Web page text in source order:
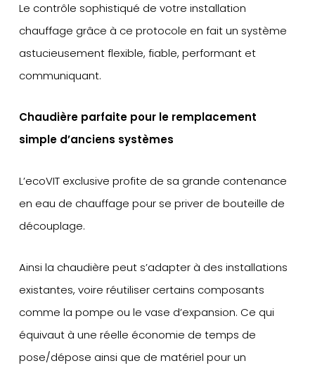
Le contrôle sophistiqué de votre installation
chauffage grâce à ce protocole en fait un système
astucieusement flexible, fiable, performant et
communiquant.
Chaudière parfaite pour le remplacement
simple d’anciens systèmes
L’ecoVIT exclusive profite de sa grande contenance
en eau de chauffage pour se priver de bouteille de
découplage.
Ainsi la chaudière peut s’adapter à des installations
existantes, voire réutiliser certains composants
comme la pompe ou le vase d’expansion. Ce qui
équivaut à une réelle économie de temps de
pose/dépose ainsi que de matériel pour un